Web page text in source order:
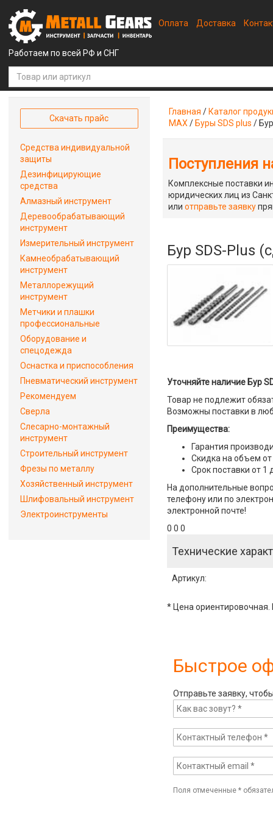
Работаем по всей РФ и СНГ
Оплата Доставка
Главная / Каталог
MAX / Буры SDS plus /
Поступления
Комплексные поставки
юридических лиц из
илиотправьте заявку
Бур SDS-Plus
Уточняйте наличие Бур
Товар не подлежит
Возможны поставки в
Преимущества:
Гарантия
Скидка на объем от
Срок поставки от 1
На дополнительные
телефону или по
электронной почте!
0 0 0
Технические
Артикул:
* Цена ориентировочная.
Быстрое
Отправьте заявку,
Поля отмеченные*
Скачать прайс
Средства индивидуальной
защиты
Дезинфицирующие
средства
Алмазный инструмент
Деревообрабатывающий
инструмент
Измерительный инструмент
Камнеобрабатывающий
инструмент
Металлорежущий
инструмент
Метчики и плашки
профессиональные
Оборудование и
спецодежда
Оснастка и приспособления
Пневматический инструмент
Рекомендуем
Сверла
Слесарно-монтажный
инструмент
Строительный инструмент
Фрезы по металлу
Хозяйственный инструмент
Шлифовальный инструмент
Электроинструменты